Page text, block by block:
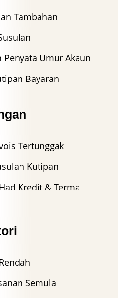
Tambahan
Penyata Umur Akaun
Bayaran
Tertunggak
Kutipan
Kredit & Terma
Semula